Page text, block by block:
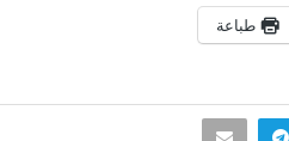
طباعة